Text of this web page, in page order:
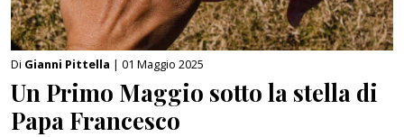
Di Gianni Pittella | 01 Maggio 2025
Un Primo Maggio sotto la stella di
Papa Francesco